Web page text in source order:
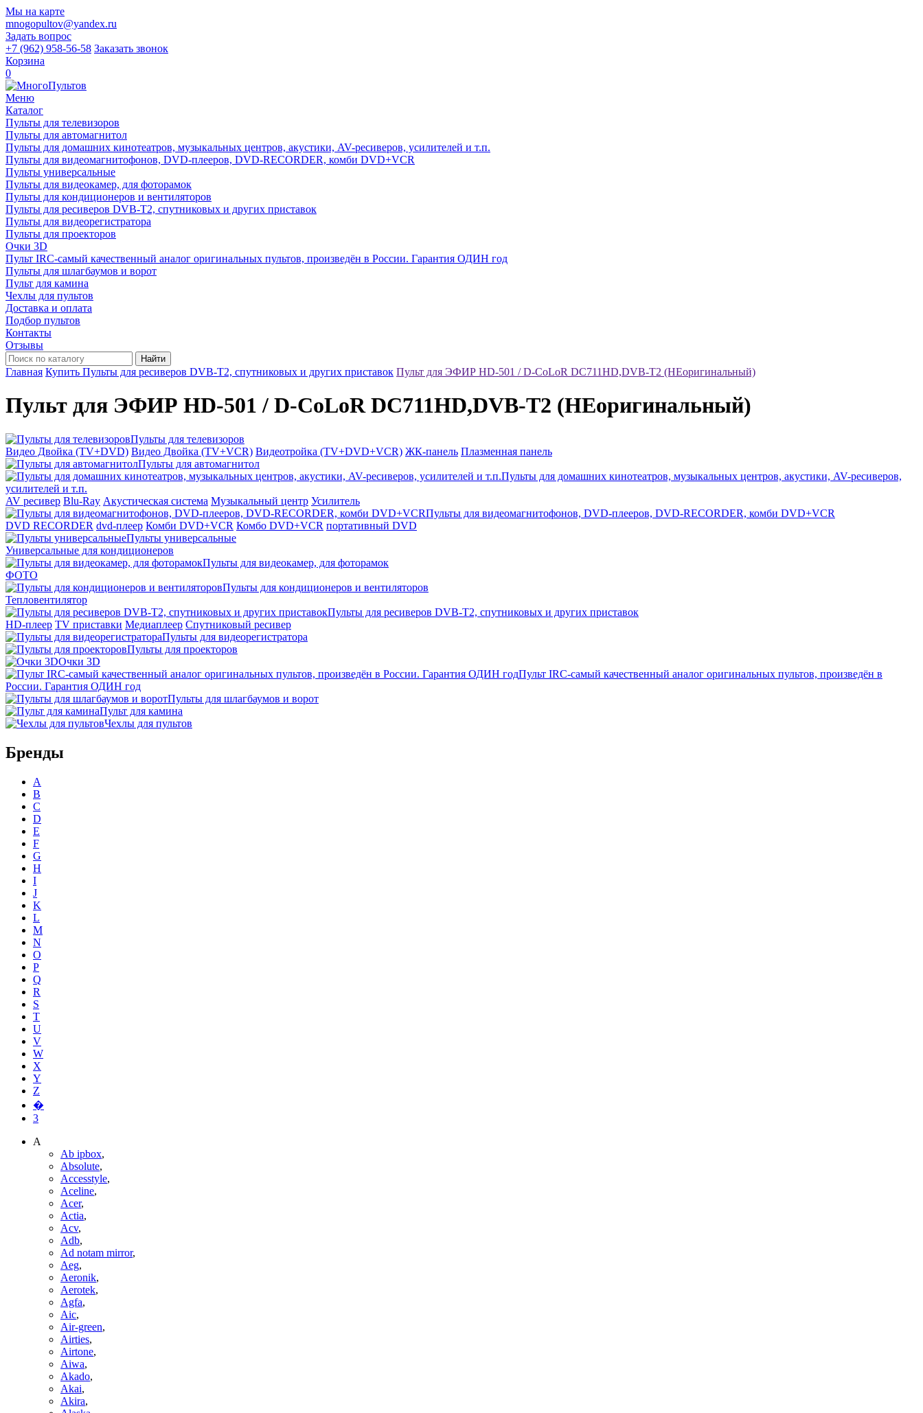
Мы на карте
mnogopultov@yandex.ru
Задать вопрос
+7 (962) 958-56-58 Заказать звонок
Корзина
0
Меню
Каталог
Пульты для телевизоров
Пульты для автомагнитол
Пульты для домашних кинотеатров, музыкальных центров, акустики, AV-ресиверов, усилителей и т.п.
Пульты для видеомагнитофонов, DVD-плееров, DVD-RECORDER, комби DVD+VCR
Пульты универсальные
Пульты для видеокамер, для фоторамок
Пульты для кондиционеров и вентиляторов
Пульты для ресиверов DVB-T2, спутниковых и других приставок
Пульты для видеорегистратора
Пульты для проекторов
Очки 3D
Пульт IRC-самый качественный аналог оригинальных пультов, произведён в России. Гарантия ОДИН год
Пульты для шлагбаумов и ворот
Пульт для камина
Чехлы для пультов
Доставка и оплата
Подбор пультов
Контакты
Отзывы
Найти
Главная Купить Пульты для ресиверов DVB-T2, спутниковых и других приставок Пульт для ЭФИР HD-501 / D-CoLoR DC711HD,DVB-T2 (НЕоригинальный)
Пульт для ЭФИР HD-501 / D-CoLoR DC711HD,DVB-T2 (НЕоригинальный)
Пульты для телевизоров
Видео Двойка (TV+DVD) Видео Двойка (TV+VCR) Видеотройка (TV+DVD+VCR) ЖК-панель Плазменная панель
Пульты для автомагнитол
Пульты для домашних кинотеатров, музыкальных центров, акустики, AV-ресиверов,
усилителей и т.п.
AV ресивер Blu-Ray Акустическая система Музыкальный центр Усилитель
Пульты для видеомагнитофонов, DVD-плееров, DVD-RECORDER, комби DVD+VCR
DVD RECORDER dvd-плеер Комби DVD+VCR Комбо DVD+VCR портативный DVD
Пульты универсальные
Универсальные для кондиционеров
Пульты для видеокамер, для фоторамок
ФОТО
Пульты для кондиционеров и вентиляторов
Тепловентилятор
Пульты для ресиверов DVB-T2, спутниковых и других приставок
HD-плеер TV приставки Медиаплеер Спутниковый ресивер
Пульты для видеорегистратора
Пульты для проекторов
Очки 3D
Пульт IRC-самый качественный аналог оригинальных пультов, произведён в
России. Гарантия ОДИН год
Пульты для шлагбаумов и ворот
Пульт для камина
Чехлы для пультов
Бренды
A
B
C
D
E
F
G
H
I
J
K
L
M
N
O
P
Q
R
S
T
U
V
W
X
Y
Z
�
3
A
Ab ipbox,
Absolute,
Accesstyle,
Aceline,
Acer,
Actia,
Acv,
Adb,
Ad notam mirror,
Aeg,
Aeronik,
Aerotek,
Agfa,
Aic,
Air-green,
Airties,
Airtone,
Aiwa,
Akado,
Akai,
Akira,